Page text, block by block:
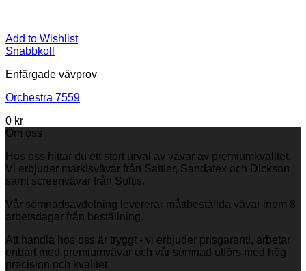
Add to Wishlist
Snabbkoll
Enfärgade vävprov
Orchestra 7559
0 kr
Om oss
Hos oss hittar du ett stort urval av vävar av premiumkvalitet.
Vi erbjuder markisvävar från Sattler, Sandatex och Dickson
samt screenvävar från Soltis.
Vår sömnadsavdelning levererar måttbeställda vävar inom 8
arbetsdagar från beställning.
Att handla hos oss är tryggt - vi erbjuder prisgaranti, arbetar
enbart med premiumvävar och vår sömnad utförs med hög
precision och kvalitet.